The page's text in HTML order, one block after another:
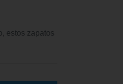
estos zapatos